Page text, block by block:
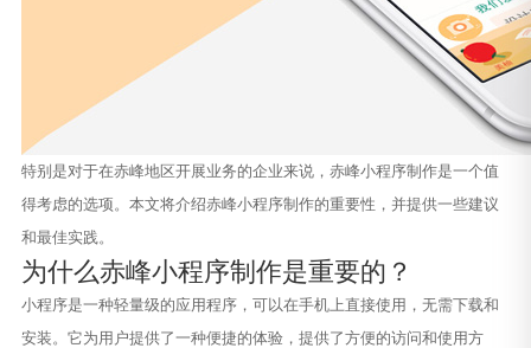
特别是对于在赤峰地区开展业务的企业来说，赤峰小程序制作是一个值
得考虑的选项。本文将介绍赤峰小程序制作的重要性，并提供一些建议
和最佳实践。
为什么赤峰小程序制作是重要的？
小程序是一种轻量级的应用程序，可以在手机上直接使用，无需下载和
安装。它为用户提供了一种便捷的体验，提供了方便的访问和使用方